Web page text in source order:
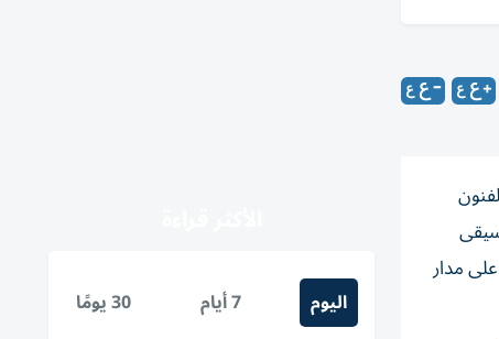
بالموسيقى
مدار
اليوم 7 أيام 30 يومًا